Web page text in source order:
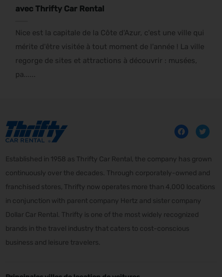
avec Thrifty Car Rental
Nice est la capitale de la Côte d'Azur, c'est une ville qui
mérite d'être visitée à tout moment de l'année ! La ville
regorge de sites et attractions à découvrir : musées,
pa......
Established in 1958 as Thrifty Car Rental, the company has grown
continuously over the decades. Through corporately-owned and
franchised stores, Thrifty now operates more than 4,000 locations
in conjunction with parent company Hertz and sister company
Dollar Car Rental. Thrifty is one of the most widely recognized
brands in the travel industry that caters to cost-conscious
business and leisure travelers.